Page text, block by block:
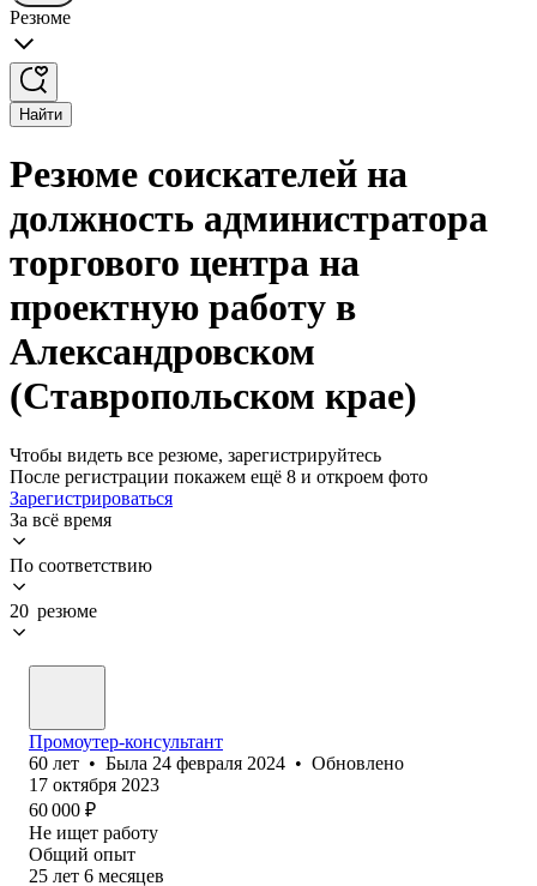
Резюме
Найти
Резюме соискателей на
должность администратора
торгового центра на
проектную работу в
Александровском
(Ставропольском крае)
Чтобы видеть все резюме, зарегистрируйтесь
После регистрации покажем ещё 8 и откроем фото
Зарегистрироваться
За всё время
По соответствию
20 резюме
Промоутер-консультант
60 лет • Была 24 февраля 2024 • Обновлено
17 октября 2023
60 000 ₽
Не ищет работу
Общий опыт
25 лет 6 месяцев